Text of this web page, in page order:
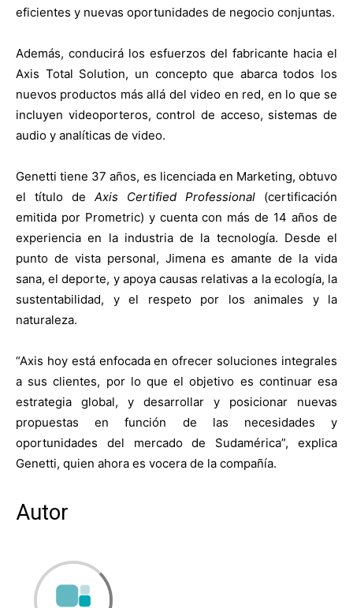
eficientes y nuevas oportunidades de negocio conjuntas.
Además, conducirá los esfuerzos del fabricante hacia el
Axis Total Solution, un concepto que abarca todos los
nuevos productos más allá del video en red, en lo que se
incluyen videoporteros, control de acceso, sistemas de
audio y analíticas de video.
Genetti tiene 37 años, es licenciada en Marketing, obtuvo
el título de Axis Certified Professional (certificación
emitida por Prometric) y cuenta con más de 14 años de
experiencia en la industria de la tecnología. Desde el
punto de vista personal, Jimena es amante de la vida
sana, el deporte, y apoya causas relativas a la ecología, la
sustentabilidad, y el respeto por los animales y la
naturaleza.
“Axis hoy está enfocada en ofrecer soluciones integrales
a sus clientes, por lo que el objetivo es continuar esa
estrategia global, y desarrollar y posicionar nuevas
propuestas en función de las necesidades y
oportunidades del mercado de Sudamérica”, explica
Genetti, quien ahora es vocera de la compañía.
Autor